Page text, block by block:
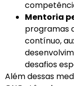
Mentoria
programas
contínuo,
desafios
Além dessas